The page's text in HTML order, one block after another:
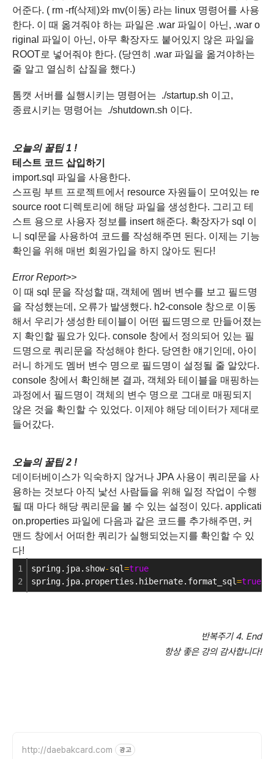
어준다. ( rm -rf(삭제)와 mv(이동) 라는 linux 명령어를 사용
한다. 이 때 옮겨줘야 하는 파일은 .war 파일이 아닌, .war o
riginal 파일이 아닌, 아무 확장자도 붙어있지 않은 파일을
ROOT로 넣어줘야 한다. (당연히 .war 파일을 옮겨야하는
줄 알고 열심히 삽질을 했다.)
톰캣 서버를 실행시키는 명령어는 ./startup.sh 이고,
종료시키는 명령어는 ./shutdown.sh 이다.
오늘의 꿀팁 1 !
테스트 코드 삽입하기
import.sql 파일을 사용한다.
스프링 부트 프로젝트에서 resource 자원들이 모여있는 re
source root 디렉토리에 해당 파일을 생성한다. 그리고 테
스트 용으로 사용자 정보를 insert 해준다. 확장자가 sql 이
니 sql문을 사용하여 코드를 작성해주면 된다. 이제는 기능
확인을 위해 매번 회원가입을 하지 않아도 된다!
Error Report>>
이 때 sql 문을 작성할 때, 객체에 멤버 변수를 보고 필드명
을 작성했는데, 오류가 발생했다. h2-console 창으로 이동
해서 우리가 생성한 테이블이 어떤 필드명으로 만들어졌는
지 확인할 필요가 있다. console 창에서 정의되어 있는 필
드명으로 쿼리문을 작성해야 한다. 당연한 얘기인데, 아이
러니 하게도 멤버 변수 명으로 필드명이 설정될 줄 알았다.
console 창에서 확인해본 결과, 객체와 테이블을 매핑하는
과정에서 필드명이 객체의 변수 명으로 그대로 매핑되지
않은 것을 확인할 수 있었다. 이제야 해당 데이터가 제대로
들어갔다.
오늘의 꿀팁 2 !
데이터베이스가 익숙하지 않거나 JPA 사용이 쿼리문을 사
용하는 것보다 아직 낯선 사람들을 위해 일정 작업이 수행
될 때 마다 해당 쿼리문을 볼 수 있는 설정이 있다. applicati
on.properties 파일에 다음과 같은 코드를 추가해주면, 커
맨드 창에서 어떠한 쿼리가 실행되었는지를 확인할 수 있
다!
1
2
spring.jpa.show-sql=true
spring.jpa.properties.hibernate.format_sql=true
반복주기 4. End
항상 좋은 강의 감사합니다!
http://daebakcard.com 광고